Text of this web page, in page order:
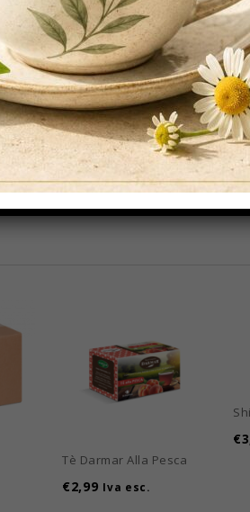
in infusione 3 – 5 minuti
2 – 3 minuti
4 – 7 minuti
Tè Darmar Alla Pesca
€2,99 Iva esc.
€